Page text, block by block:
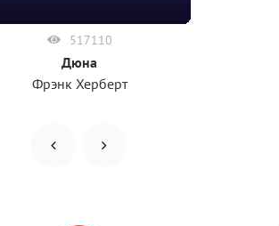
517110
Дюна
Фрэнк Херберт